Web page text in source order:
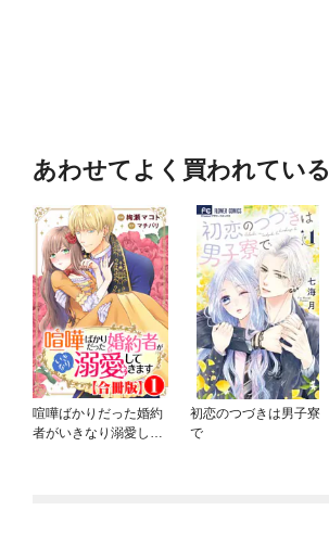
あわせてよく買われてい
喧嘩ばかりだった婚約
者がいきなり溺愛して
初恋のつづきは男子寮
で